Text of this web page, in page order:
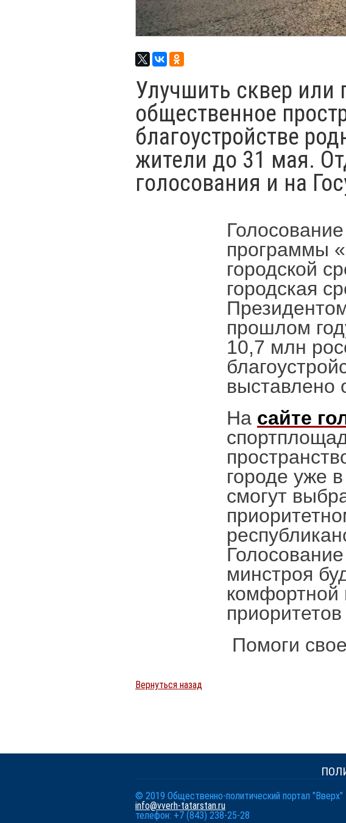
Улучшить сквер или
общественное
благоустройстве
жители до 31 мая.
голосования и на
программы
городской
городская
прошлом
10,7 млн
выставлено
На сайте
городе уже
смогут
минстроя
комфортной
Помоги
Вернуться назад
© 2019 Общественно-политический портал "Вверх"
info@vverh-tatarstan.ru
телефон: +7 (843) 238-25-28